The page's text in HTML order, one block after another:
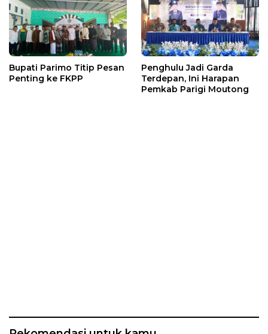
Bupati Parimo Titip Pesan
Penting ke FKPP
Penghulu Jadi Garda
Terdepan, Ini Harapan
Pemkab Parigi Moutong